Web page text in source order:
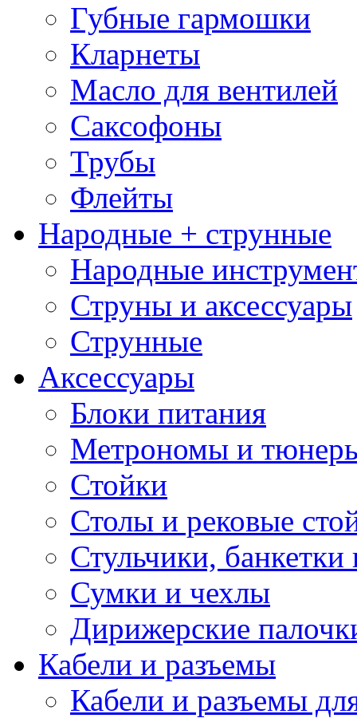
Губные гармошки
Кларнеты
Масло для вентилей
Саксофоны
Трубы
Флейты
Народные + струнные
Народные
Струны и аксессуары
Струнные
Аксессуары
Блоки питания
Метрономы и
Стойки
Столы и рековые
Стульчики, банкетки
Сумки и чехлы
Дирижерские
Кабели и разъемы
Кабели и разъемы